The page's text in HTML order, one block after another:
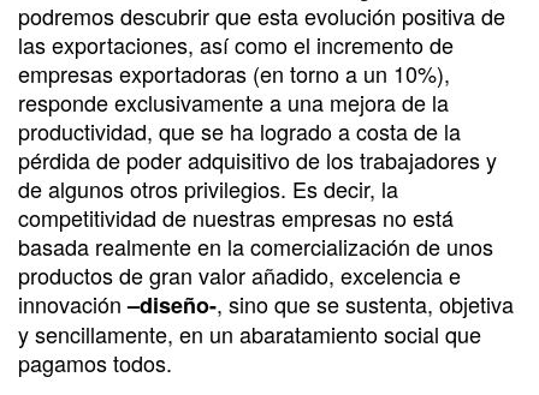
podremos descubrir que esta evolución positiva de
las exportaciones, así como el incremento de
empresas exportadoras (en torno a un 10%),
responde exclusivamente a una mejora de la
productividad, que se ha logrado a costa de la
pérdida de poder adquisitivo de los trabajadores y
de algunos otros privilegios. Es decir, la
competitividad de nuestras empresas no está
basada realmente en la comercialización de unos
productos de gran valor añadido, excelencia e
innovación–diseño-, sino que se sustenta, objetiva
y sencillamente, en un abaratamiento social que
pagamos todos.